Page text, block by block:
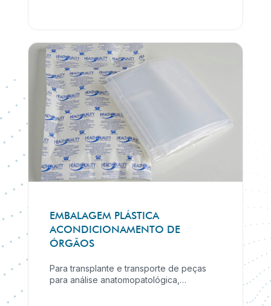
EMBALAGEM PLÁSTICA
ACONDICIONAMENTO DE
ÓRGÃOS
Para transplante e transporte de peças
para análise anatomopatológica,